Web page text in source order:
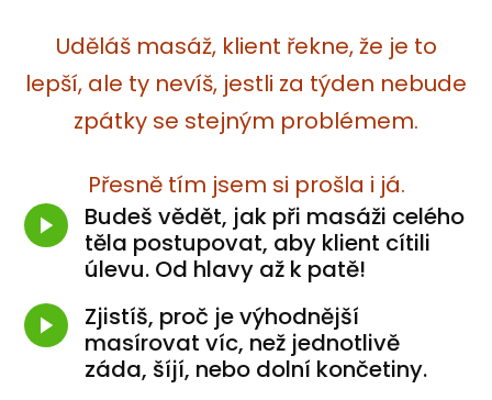
Uděláš masáž, klient řekne, že je to
lepší, ale ty nevíš, jestli za týden nebude
zpátky se stejným problémem.
Přesně tím jsem si prošla i já.
Budeš vědět, jak při masáži celého
těla postupovat, aby klient cítili
úlevu. Od hlavy až k patě!
Zjistíš, proč je výhodnější
masírovat víc, než jednotlivě
záda, šíjí, nebo dolní končetiny.